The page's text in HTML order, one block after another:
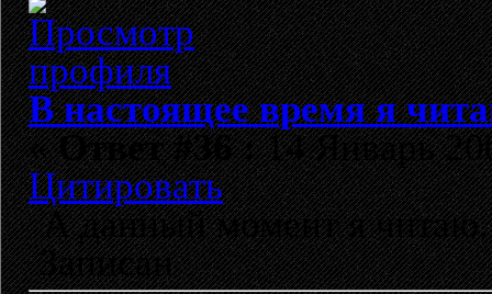
В настоящее время я
«Ответ #36 :14 Январь
Цитировать
А данный момент я
Записан